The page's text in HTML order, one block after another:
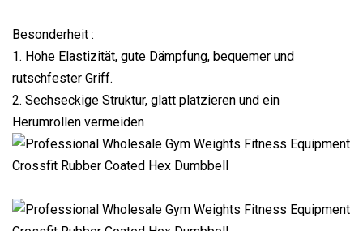
Besonderheit :
1. Hohe Elastizität, gute Dämpfung, bequemer und
rutschfester Griff.
2. Sechseckige Struktur, glatt platzieren und ein
Herumrollen vermeiden